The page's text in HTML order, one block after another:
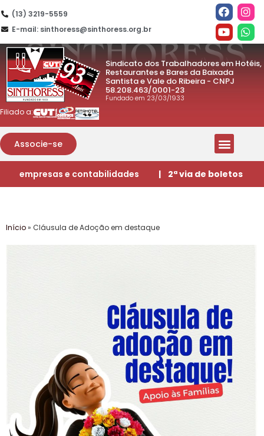
(13) 3219-5559
E-mail: sinthoress@sinthoress.org.br
Sindicato dos Trabalhadores em Hotéis,
Restaurantes e Bares da Baixada
Santista e Vale do Ribeira - CNPJ
58.208.463/0001-23
Fundado em 23/03/1933
Filiado a:
Associe-se
empresas e contabilidades | 2ª via de boletos
Início» Cláusula de Adoção em destaque